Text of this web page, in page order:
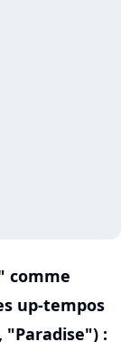
comme
up-tempos
: